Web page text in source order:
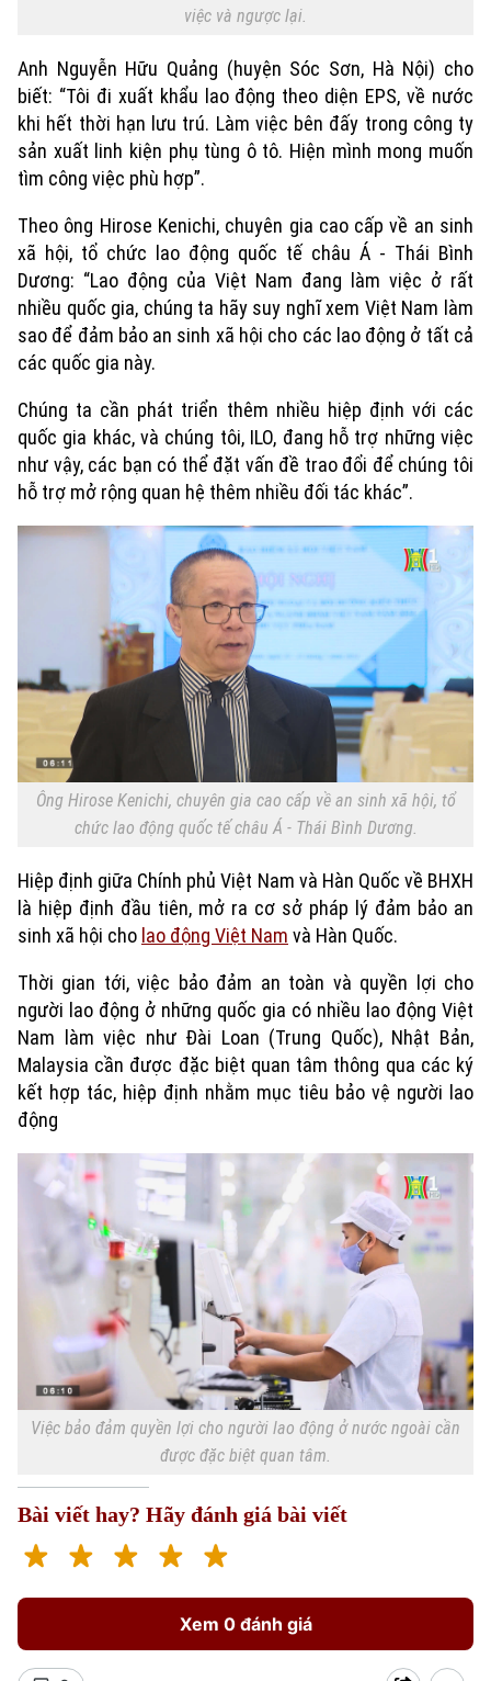
Xu hướng
Chuyên mục
việc và ngược lại.
Anh Nguyễn Hữu Quảng (huyện Sóc Sơn, Hà Nội) cho
biết: “Tôi đi xuất khẩu lao động theo diện EPS, về nước
khi hết thời hạn lưu trú. Làm việc bên đấy trong công ty
sản xuất linh kiện phụ tùng ô tô. Hiện mình mong muốn
tìm công việc phù hợp”.
Theo ông Hirose Kenichi, chuyên gia cao cấp về an sinh
xã hội, tổ chức lao động quốc tế châu Á - Thái Bình
Dương: “Lao động của Việt Nam đang làm việc ở rất
nhiều quốc gia, chúng ta hãy suy nghĩ xem Việt Nam làm
sao để đảm bảo an sinh xã hội cho các lao động ở tất cả
các quốc gia này.
Chúng ta cần phát triển thêm nhiều hiệp định với các
quốc gia khác, và chúng tôi, ILO, đang hỗ trợ những việc
như vậy, các bạn có thể đặt vấn đề trao đổi để chúng tôi
hỗ trợ mở rộng quan hệ thêm nhiều đối tác khác”.
Ông Hirose Kenichi, chuyên gia cao cấp về an sinh xã hội, tổ
chức lao động quốc tế châu Á - Thái Bình Dương.
Hiệp định giữa Chính phủ Việt Nam và Hàn Quốc về BHXH
là hiệp định đầu tiên, mở ra cơ sở pháp lý đảm bảo an
sinh xã hội cho lao động Việt Nam và Hàn Quốc.
Thời gian tới, việc bảo đảm an toàn và quyền lợi cho
người lao động ở những quốc gia có nhiều lao động Việt
Nam làm việc như Đài Loan (Trung Quốc), Nhật Bản,
Malaysia cần được đặc biệt quan tâm thông qua các ký
kết hợp tác, hiệp định nhằm mục tiêu bảo vệ người lao
động
Việc bảo đảm quyền lợi cho người lao động ở nước ngoài cần
được đặc biệt quan tâm.
Bài viết hay? Hãy đánh giá bài viết
Xem 0 đánh giá